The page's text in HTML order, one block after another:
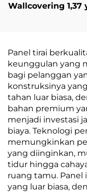
Wallcovering 1,37
Wallcovering
Api, Produsen,
Non-woven
Meter
Panel tirai
keunggulan yang
bagi pelanggan
konstruksinya
tahan luar biasa,
bahan premium
menjadi investasi
biaya. Teknologi
memungkinkan
yang diinginkan,
tidur hingga
ruang tamu.
yang luar biasa,